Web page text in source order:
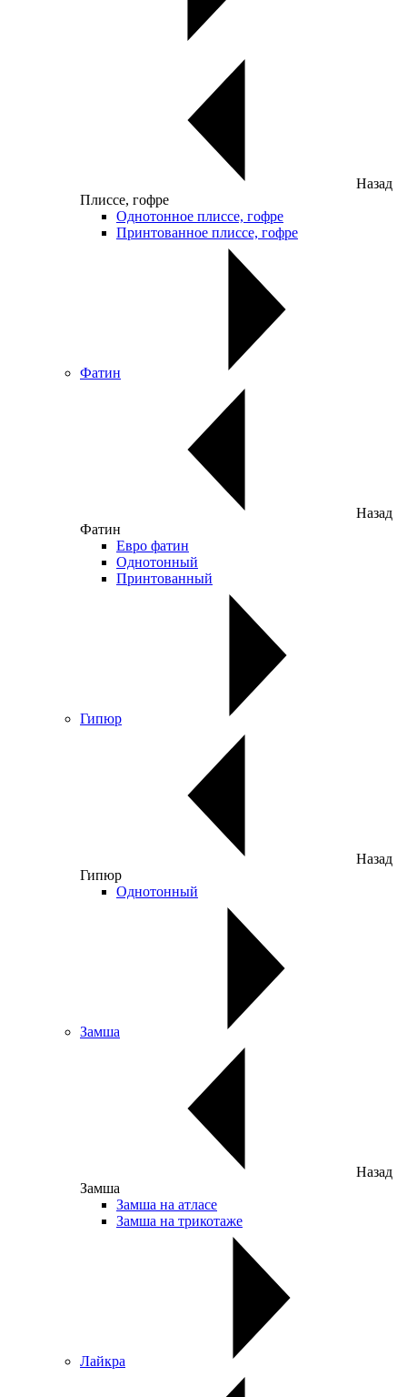
Назад
Плиссе, гофре
Однотонное плиссе, гофре
Принтованное плиссе, гофре
Фатин
Назад
Фатин
Евро фатин
Однотонный
Принтованный
Гипюр
Назад
Гипюр
Однотонный
Замша
Назад
Замша
Замша на атласе
Замша на трикотаже
Лайкра